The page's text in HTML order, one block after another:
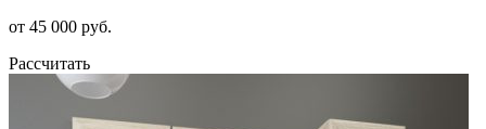
от 45 000 руб.
Рассчитать